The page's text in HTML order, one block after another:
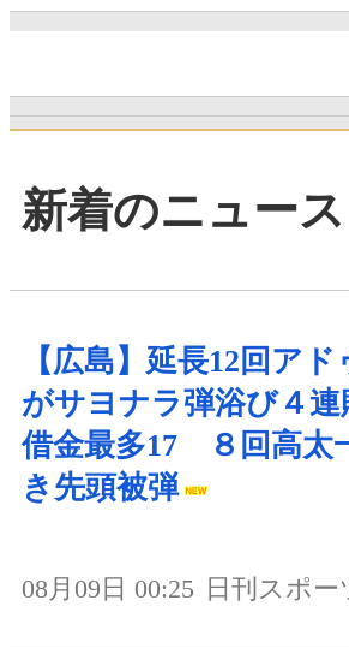
新着のニュース
【広島】延長12回ア
がサヨナラ弾浴び４連
借金最多17 ８回高太
き先頭被弾
08月09日 00:25 日刊スポー